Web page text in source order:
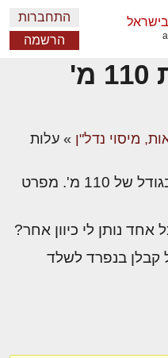
בישראל
התחברות
הרשמה
עלות בניית בית 110 מ'
מיסוי נדל"ן » עלות
אני מעוניין לבנות בית קרקע בגודל של 110 מ'. מפרט
אחד נותן לי כיוון אחר?
קבלן בנפרד לשלד